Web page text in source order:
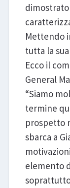
dimostrato
Mettendo
tutta la
Ecco il
General
“Siamo
termine
prospetto
sbarca a
elemento